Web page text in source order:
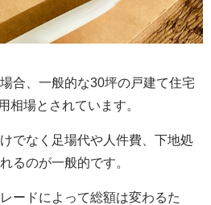
合、一般的な30坪の戸建て住宅
相場とされています。
でなく足場代や人件費、下地処
るのが一般的です。
ードによって総額は変わるた